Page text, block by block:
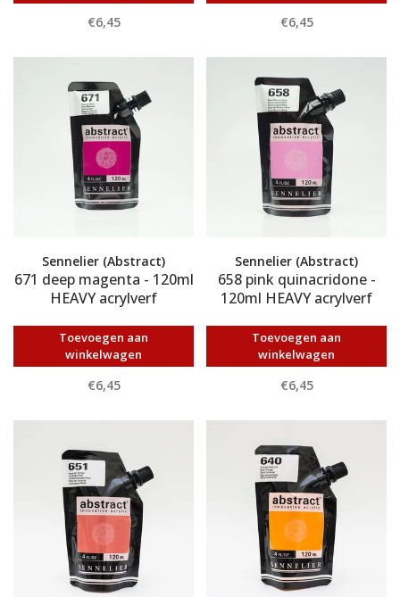
€6,45 €6,45
Sennelier (Abstract)
671 deep magenta - 120ml
HEAVY acrylverf
Toevoegen aan
winkelwagen
€6,45
Sennelier (Abstract)
658 pink quinacridone -
120ml HEAVY acrylverf
Toevoegen aan
winkelwagen
€6,45